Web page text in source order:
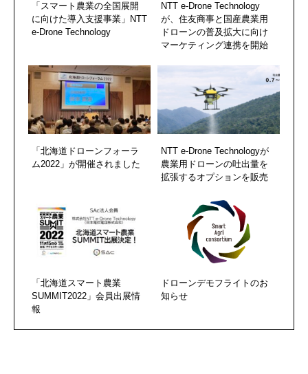
「スマート農業の全国展開
に向けた導入支援事業」NTT
e-Drone Technology
NTT e-Drone Technology
が、住友商事と国産農業用
ドローンの普及拡大に向け
マーケティング連携を開始
「北海道ドローンフォーラ
ム2022」が開催されました
NTT e-Drone Technologyが
農業用ドローンの吐出量を
拡張するオプションを販売
「北海道スマート農業
SUMMIT2022」会員出展情
報
ドローンデモフライトのお
知らせ